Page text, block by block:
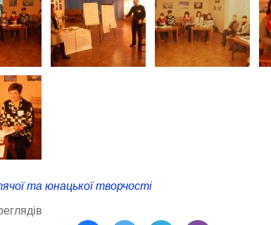
та юнацької творчості